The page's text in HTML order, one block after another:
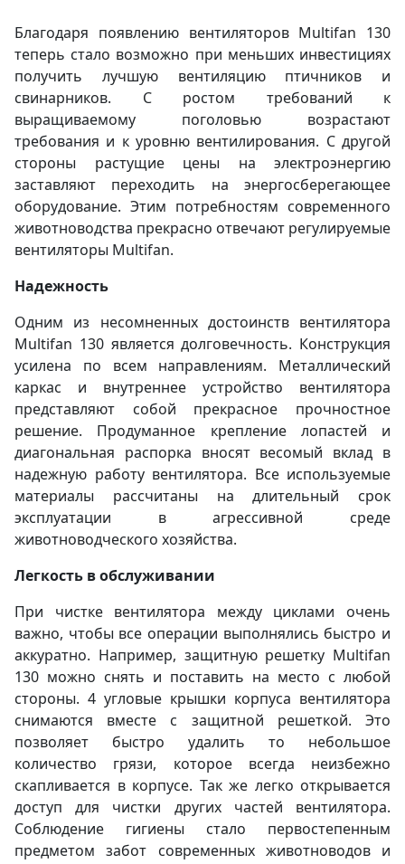
Благодаря появлению вентиляторов Multifan 130
теперь стало возможно при меньших инвестициях
получить лучшую вентиляцию птичников и
свинарников. С ростом требований к
выращиваемому поголовью возрастают
требования и к уровню вентилирования. С другой
стороны растущие цены на электроэнергию
заставляют переходить на энергосберегающее
оборудование. Этим потребностям современного
животноводства прекрасно отвечают регулируемые
вентиляторы Multifan.
Надежность
Одним из несомненных достоинств вентилятора
Multifan 130 является долговечность. Конструкция
усилена по всем направлениям. Металлический
каркас и внутреннее устройство вентилятора
представляют собой прекрасное прочностное
решение. Продуманное крепление лопастей и
диагональная распорка вносят весомый вклад в
надежную работу вентилятора. Все используемые
материалы рассчитаны на длительный срок
эксплуатации в агрессивной среде
животноводческого хозяйства.
Легкость в обслуживании
При чистке вентилятора между циклами очень
важно, чтобы все операции выполнялись быстро и
аккуратно. Например, защитную решетку Multifan
130 можно снять и поставить на место с любой
стороны. 4 угловые крышки корпуса вентилятора
снимаются вместе с защитной решеткой. Это
позволяет быстро удалить то небольшое
количество грязи, которое всегда неизбежно
скапливается в корпусе. Так же легко открывается
доступ для чистки других частей вентилятора.
Соблюдение гигиены стало первостепенным
предметом забот современных животноводов и